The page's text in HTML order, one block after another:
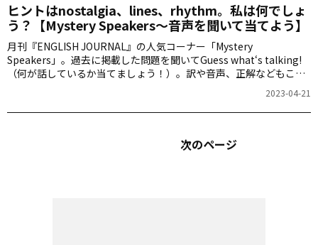
ヒントはnostalgia、lines、rhythm。私は何でしょ
う？【Mystery Speakers～音声を聞いて当てよう】
月刊『ENGLISH JOURNAL』の人気コーナー「Mystery
Speakers」。過去に掲載した問題を聞いてGuess what‘s talking!
（何が話しているか当てましょう！）。訳や音声、正解などもこち
2023-04-21
次のページ